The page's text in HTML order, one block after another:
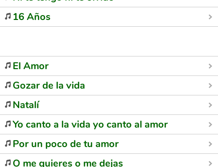
16 Años
El Amor
Gozar de la vida
Natalí
Yo canto a la vida yo canto al amor
Por un poco de tu amor
O me quieres o me dejas